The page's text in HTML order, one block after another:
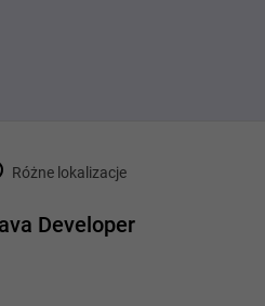
Różne lokalizacje
Developer